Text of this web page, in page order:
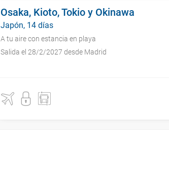
Osaka, Kioto, Tokio y Okinawa
Japón, 14 días
A tu aire con estancia en playa
Salida el 28/2/2027 desde Madrid